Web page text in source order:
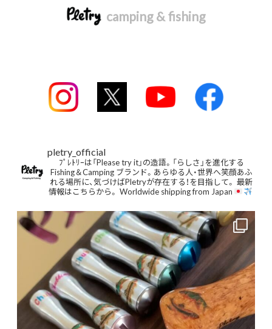
camping & fishing
pletry_official
ﾌﾟﾚﾄﾘｰは「Please try it」の造語。「らしさ」を進化する
Fishing＆Camping ブランド。あらゆる人・世界へ笑顔あふ
れる場所に、気づけばPletryが存在する！を目指して。 最新
情報はこちらから。 Worldwide shipping from Japan